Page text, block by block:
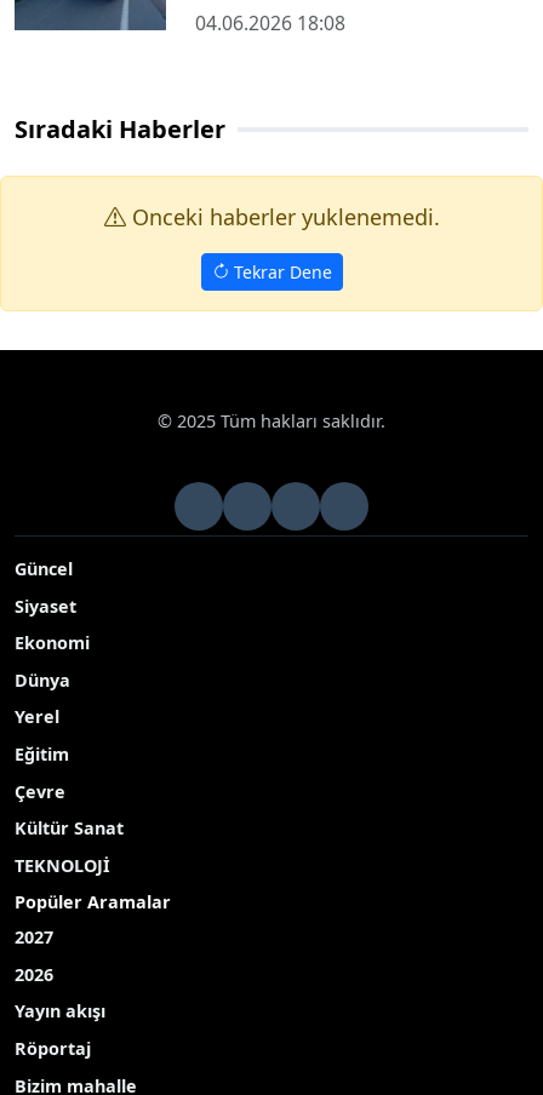
04.06.2026 18:08
Sıradaki Haberler
Onceki haberler yuklenemedi.
Tekrar Dene
© 2025 Tüm hakları saklıdır.
Güncel
Siyaset
Ekonomi
Dünya
Yerel
Eğitim
Çevre
Kültür Sanat
TEKNOLOJİ
Popüler Aramalar
2027
2026
Yayın akışı
Röportaj
Bizim mahalle